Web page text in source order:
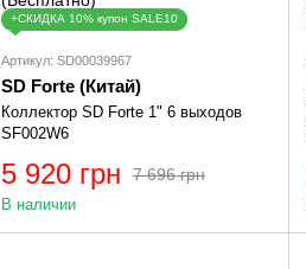
+СКИДКА 10% купон SALE10
Артикул: SD00039967
SD Forte (Китай)
Коллектор SD Forte 1" 6 выходов
SF002W6
7 696 грн
5 920 грн
В наличии